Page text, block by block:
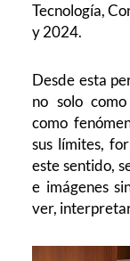
Tecnología,
y 2024.
Desde esta
no solo
como
sus límites,
este sentido,
e imágenes
ver,